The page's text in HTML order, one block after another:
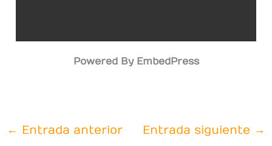
Powered By EmbedPress
← Entrada anterior Entrada siguiente →